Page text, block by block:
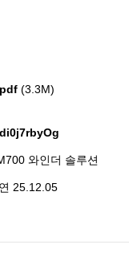
(3.3M)
와인더 솔루션
25.12.05